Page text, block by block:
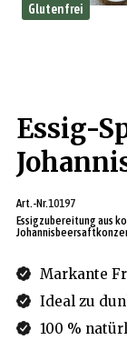
Glutenfrei
Essig-
Art.-Nr.10197
Essigzubereitung aus
Markante
Ideal zu
100 %